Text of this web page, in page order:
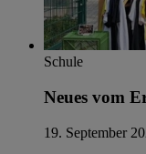
Schule
Neues vom
19. September